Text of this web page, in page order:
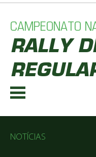
CAMPEONATO
RALLY
NOTÍCIAS